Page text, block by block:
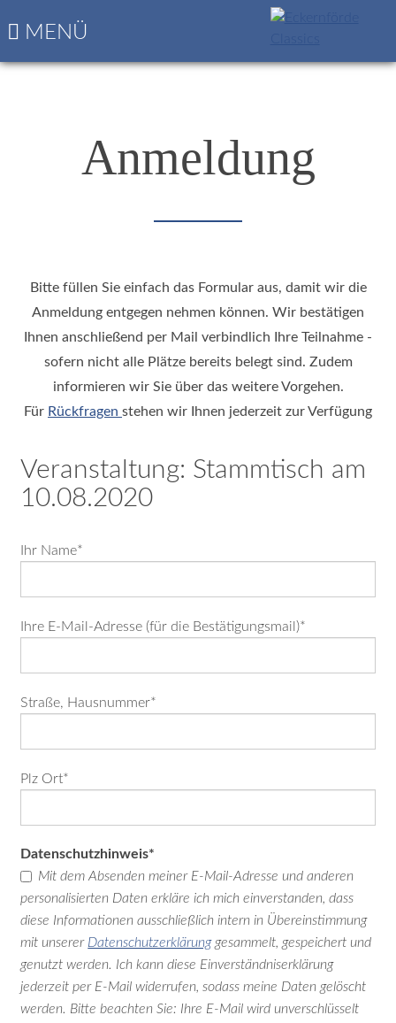
MENÜ
Die
Nennungsbogen
|
Datenschutz
-
e.V.
Rückblick
Classics
Classics
2019
Classics
2017
Classics
2015
Classics
2013
Galerien-
Anmeldung
Bitte füllen Sie einfach das Formular aus, damit wir die
Anmeldung entgegen nehmen können. Wir bestätigen
Ihnen anschließend per Mail verbindlich Ihre Teilnahme -
sofern nicht alle Plätze bereits belegt sind. Zudem
informieren wir Sie über das weitere Vorgehen.
Für Rückfragen stehen wir Ihnen jederzeit zur Verfügung
Veranstaltung: Stammtisch am
10.08.2020
Pflichtfeld
Ihr Name*
Pflichtfeld
Ihre E-Mail-Adresse (für die Bestätigungsmail)*
Pflichtfeld
Straße, Hausnummer*
Pflichtfeld
Plz Ort*
Pflichtfeld
Datenschutzhinweis*
Mit dem Absenden meiner E-Mail-Adresse und anderen
personalisierten Daten erkläre ich mich einverstanden, dass
diese Informationen ausschließlich intern in Übereinstimmung
mit unserer Datenschutzerklärunggesammelt, gespeichert und
genutzt werden. Ich kann diese Einverständniserklärung
jederzeit per E-Mail widerrufen, sodass meine Daten gelöscht
werden. Bitte beachten Sie: Ihre E-Mail wird unverschlüsselt